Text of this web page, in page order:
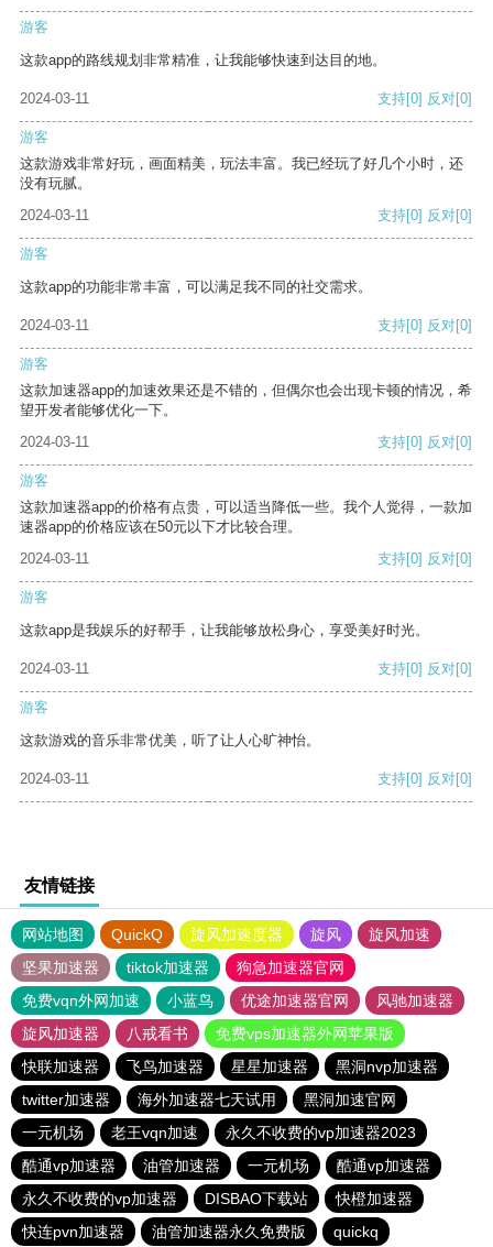
游客
这款app的路线规划非常精准，让我能够快速到达目的地。
2024-03-11 支持[0] 反对[0]
游客
这款游戏非常好玩，画面精美，玩法丰富。我已经玩了好几个小时，还
没有玩腻。
2024-03-11
支持[0] 反对[0]
游客
这款app的功能非常丰富，可以满足我不同的社交需求。
2024-03-11 支持[0] 反对[0]
游客
这款加速器app的加速效果还是不错的，但偶尔也会出现卡顿的情况，希
望开发者能够优化一下。
2024-03-11
支持[0] 反对[0]
游客
这款加速器app的价格有点贵，可以适当降低一些。我个人觉得，一款加
速器app的价格应该在50元以下才比较合理。
2024-03-11
支持[0] 反对[0]
游客
这款app是我娱乐的好帮手，让我能够放松身心，享受美好时光。
2024-03-11 支持[0] 反对[0]
游客
这款游戏的音乐非常优美，听了让人心旷神怡。
2024-03-11 支持[0] 反对[0]
友情链接
网站地图 QuickQ 旋风加速度器 旋风
旋风加速
坚果加速器
tiktok加速器
狗急加速器官网
免费vqn外网加速
小蓝鸟 优途加速器官网
风驰加速器
旋风加速器
八戒看书
免费vps加速器外网苹果版
快联加速器
飞鸟加速器 星星加速器
黑洞nvp加速器
twitter加速器
海外加速器七天试用
黑洞加速官网
一元机场
老王vqn加速
永久不收费的vp加速器2023
酷通vp加速器
油管加速器 一元机场
酷通vp加速器
永久不收费的vp加速器
DISBAO下载站
快橙加速器
快连pvn加速器
油管加速器永久免费版 quickq